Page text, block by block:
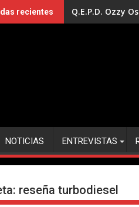
recientes Q.E.P.D. Ozzy
NOTICIAS ENTREVISTAS
reseña turbodiesel